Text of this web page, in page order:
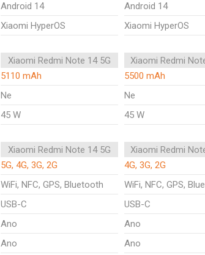
Android 14
Android 14
Xiaomi HyperOS Xiaomi HyperOS
Xiaomi Redmi Note 14 5G
Xiaomi Redmi
5110 mAh
5500 mAh
Ne
Ne
45 W 45 W
Xiaomi Redmi Note 14 5G
Xiaomi Redmi
5G, 4G, 3G, 2G
4G, 3G, 2G
WiFi, NFC, GPS, Bluetooth
WiFi, NFC, GPS,
USB-C
USB-C
Ano
Ano
Ano
Ano